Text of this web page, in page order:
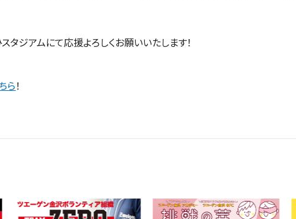
ジアムにて応援よろしくお願いいたします！
ら！